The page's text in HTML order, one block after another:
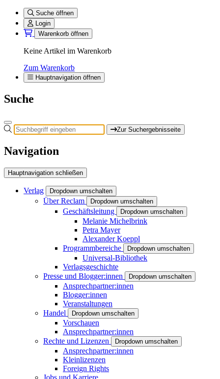
Suche öffnen
Login
Warenkorb öffnen
Keine Artikel im Warenkorb
Zum Warenkorb
Hauptnavigation öffnen
Suche
Zur Suchergebnisseite
Navigation
Hauptnavigation schließen
Verlag Dropdown umschalten
Über Reclam Dropdown umschalten
Geschäftsleitung Dropdown umschalten
Melanie Michelbrink
Petra Mayer
Alexander Koeppl
Programmbereiche
Dropdown umschalten
Universal-Bibliothek
Verlagsgeschichte
Presse und Blogger:innen
Dropdown umschalten
Ansprechpartner:innen
Blogger:innen
Veranstaltungen
Handel
Dropdown umschalten
Vorschauen
Ansprechpartner:innen
Rechte und Lizenzen
Dropdown umschalten
Ansprechpartner:innen
Kleinlizenzen
Foreign Rights
Jobs und Karriere